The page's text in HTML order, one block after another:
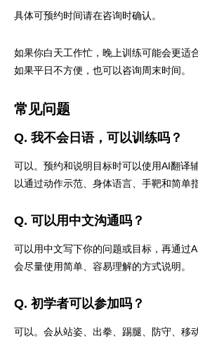
具体可预约时间请在咨询时确认。
如果你白天工作忙，晚上训练可能会更适合
如果平日不方便，也可以咨询周末时间。
常见问题
Q. 我不会日语，可以训练吗？
可以。预约和说明目标时可以使用AI翻译
以通过动作示范、身体语言、手靶和简单
Q. 可以用中文沟通吗？
可以用中文写下你的问题或目标，再通过
会尽量使用简单、容易理解的方式说明。
Q. 初学者可以参加吗？
可以。会从站姿、出拳、踢腿、防守、移